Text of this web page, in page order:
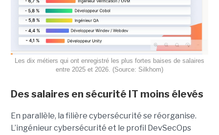
Les dix métiers qui ont enregistré les plus fortes baises de salaires
entre 2025 et 2026. (Source: Silkhom)
Des salaires en sécurité IT moins élevés
En parallèle, la filière cybersécurité se réorganise.
L’ingénieur cybersécurité et le profil DevSecOps